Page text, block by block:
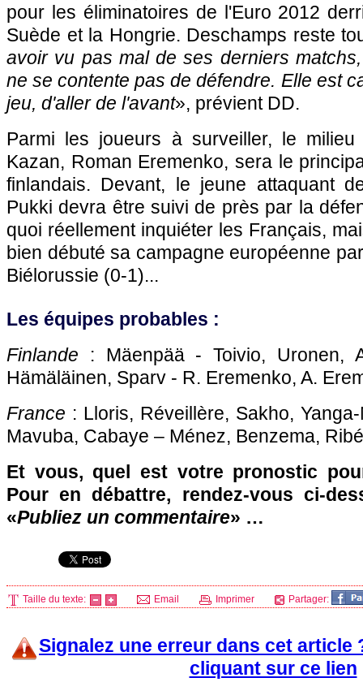
pour les éliminatoires de l'Euro 2012
Suède et la Hongrie. Deschamps reste
avoir vu pas mal de ses derniers
ne se contente pas de défendre. Elle est
jeu, d'aller de l'avant», prévient DD.
Parmi les joueurs à surveiller, le
Kazan, Roman Eremenko, sera le
finlandais. Devant, le jeune attaquant
Pukki devra être suivi de près par la
quoi réellement inquiéter les Français,
bien débuté sa campagne européenne
Biélorussie (0-1)...
Les équipes probables :
Finlande : Mäenpää - Toivio, Uronen,
Hämäläinen, Sparv - R. Eremenko, A.
France : Lloris, Réveillère, Sakho,
Mavuba, Cabaye – Ménez, Benzema,
Et vous, quel est votre pronostic
Pour en débattre, rendez-vous ci-
«Publiez un commentaire» …
Taille du texte: Email Imprimer Partager:
Signalez une erreur dans cet article
cliquant sur ce lien